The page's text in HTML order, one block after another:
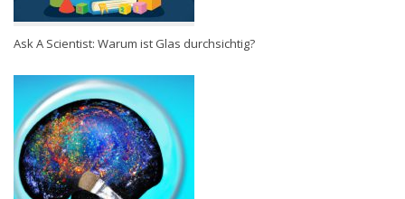
Ask A Scientist: Warum ist Glas durchsichtig?